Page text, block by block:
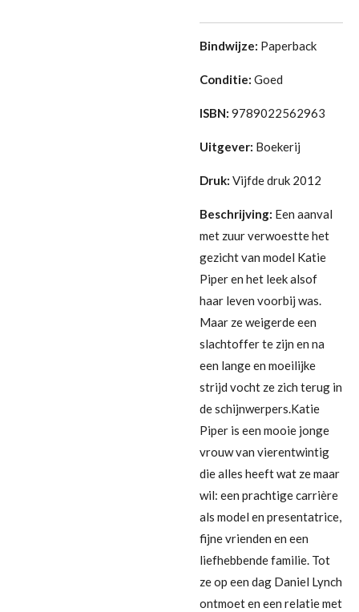
Bindwijze: Paperback
Conditie: Goed
ISBN: 9789022562963
Uitgever: Boekerij
Druk: Vijfde druk 2012
Beschrijving: Een aanval
met zuur verwoestte het
gezicht van model Katie
Piper en het leek alsof
haar leven voorbij was.
Maar ze weigerde een
slachtoffer te zijn en na
een lange en moeilijke
strijd vocht ze zich terug in
de schijnwerpers.Katie
Piper is een mooie jonge
vrouw van vierentwintig
die alles heeft wat ze maar
wil: een prachtige carrière
als model en presentatrice,
fijne vrienden en een
liefhebbende familie. Tot
ze op een dag Daniel Lynch
ontmoet en een relatie met